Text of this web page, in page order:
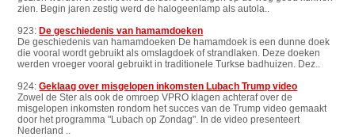
zien. Begin jaren zestig werd de halogeenlamp als autola..
923:De geschiedenis van hamamdoeken
De geschiedenis van hamamdoeken De hamamdoek is een dunne doek
die vooral wordt gebruikt als omslagdoek of strandlaken. Deze doeken
werden vroeger vooral gebruikt in traditionele Turkse badhuizen. Dez..
924:Geklaag over misgelopen inkomsten Lubach Trump video
Zowel de Ster als ook de omroep VPRO klagen achteraf over de
misgelopen inkomsten rondom het succes van de Trump video gemaakt
door het programma "Lubach op Zondag". In de video presenteert
Nederland ..